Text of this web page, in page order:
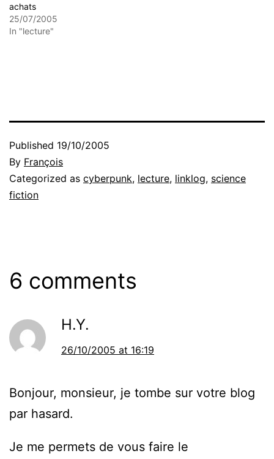
achats
25/07/2005
In "lecture"
Published 19/10/2005
By François
Categorized as cyberpunk, lecture, linklog, science
fiction
6 comments
H.Y.
26/10/2005 at 16:19
Bonjour, monsieur, je tombe sur votre blog
par hasard.
Je me permets de vous faire le